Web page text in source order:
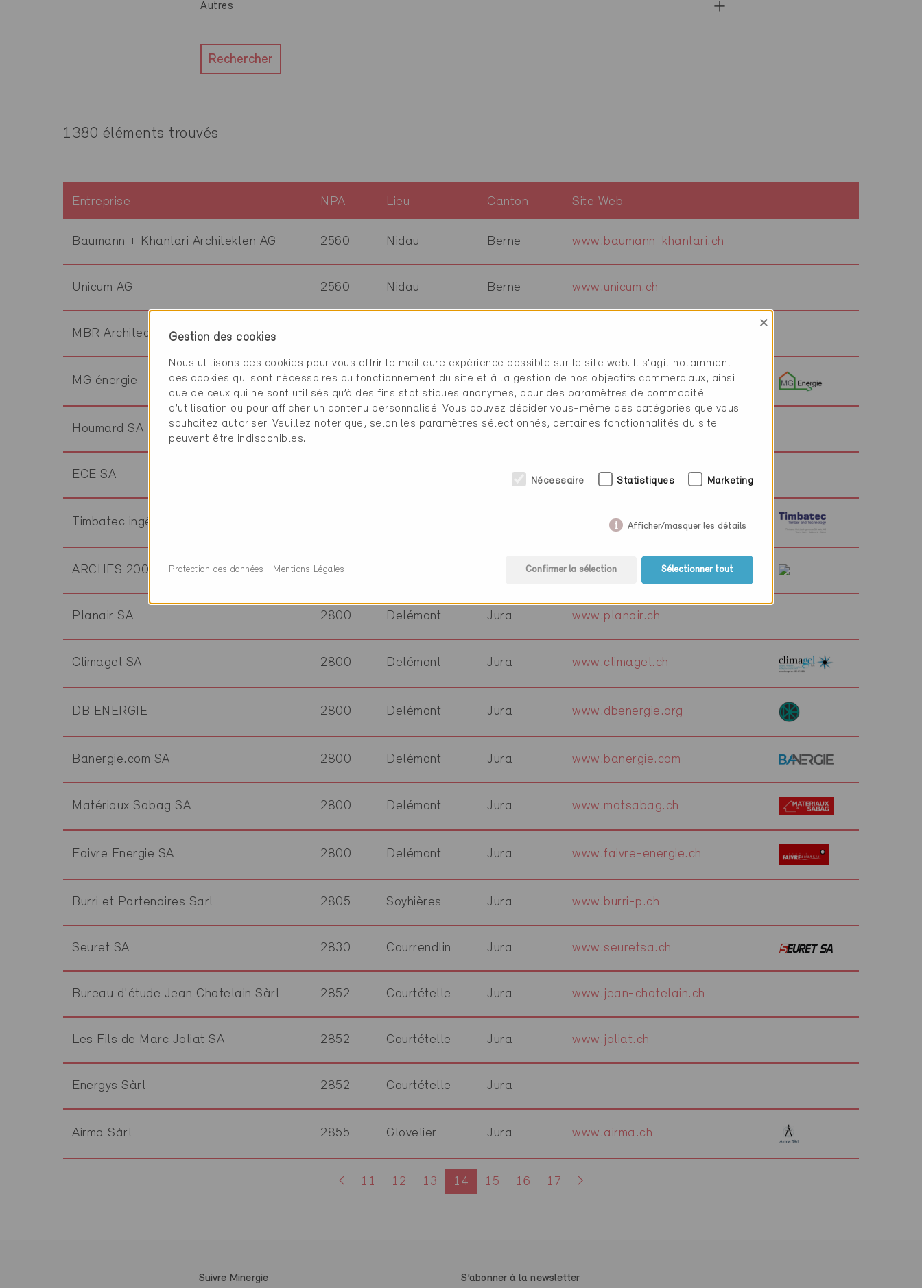
Autres
Rechercher
1380 éléments trouvés
Entreprise NPA Lieu Canton Site Web
Baumann + Khanlari Architekten AG 2560 Nidau Berne www.baumann-khanlari.ch
Unicum AG 2560 Nidau Berne www.unicum.ch
MBR Architecture SA
MG énergie 2615 Sonvilier Berne www.mgenergie.ch
Houmard SA 2735 Malleray Berne www.dynamic-habitat.com
ECE SA Berne www.ecesa.ch
Timbatec ingénieurs bois SA www.timbatec.ch
ARCHES 2000 SA 2800 www.arches2000.ch
Planair SA 2800 Delémont Jura www.planair.ch
Climagel SA 2800 Delémont Jura www.climagel.ch
DB ENERGIE 2800 Delémont Jura www.dbenergie.org
Banergie.com SA 2800 Delémont Jura www.banergie.com
Matériaux Sabag SA 2800 Delémont Jura www.matsabag.ch
Faivre Energie SA 2800 Delémont Jura www.faivre-energie.ch
Burri et Partenaires Sarl 2805 Soyhières Jura www.burri-p.ch
Seuret SA 2830 Courrendlin Jura www.seuretsa.ch
Bureau d'étude Jean Chatelain Sàrl 2852 Courtételle Jura www.jean-chatelain.ch
Les Fils de Marc Joliat SA 2852 Courtételle Jura www.joliat.ch
Energys Sàrl 2852 Courtételle Jura
Airma Sàrl 2855 Glovelier Jura www.airma.ch
11 12 13 14 15 16 17
Suivre Minergie S’abonner à la newsletter
Gestion des cookies
×
Nous utilisons des cookies pour vous offrir la meilleure expérience possible sur le site web. Il s'agit notamment
des cookies qui sont nécessaires au fonctionnement du site et à la gestion de nos objectifs commerciaux, ainsi
que de ceux qui ne sont utilisés qu’à des fins statistiques anonymes, pour des paramètres de commodité
d’utilisation ou pour afficher un contenu personnalisé. Vous pouvez décider vous-même des catégories que vous
souhaitez autoriser. Veuillez noter que, selon les paramètres sélectionnés, certaines fonctionnalités du site
peuvent être indisponibles.
Nécessaire Statistiques Marketing
Afficher/masquer les détails
Confirmer la sélection Sélectionner tout
Protection des données Mentions Légales